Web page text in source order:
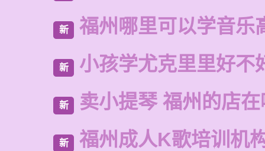
新 福州哪里可以学音乐
新 小孩学尤克里里好不
新 卖小提琴 福州的店
新 福州成人K歌培训机